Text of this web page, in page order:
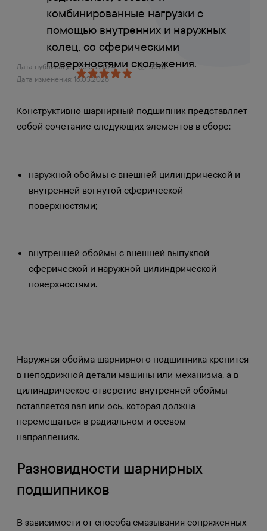
Дата публикации: 03.03.2024
5076
Дата изменения: 16.03.2026
комбинированные нагрузки с
помощью внутренних и наружных
колец, со сферическими
поверхностями скольжения.
Конструктивно шарнирный подшипник представляет
собой сочетание следующих элементов в сборе:
наружной обоймы с внешней цилиндрической и
внутренней вогнутой сферической
поверхностями;
внутренней обоймы с внешней выпуклой
сферической и наружной цилиндрической
поверхностями.
Наружная обойма шарнирного подшипника крепится
в неподвижной детали машины или механизма, а в
цилиндрическое отверстие внутренней обоймы
вставляется вал или ось, которая должна
перемещаться в радиальном и осевом
направлениях.
Разновидности шарнирных
подшипников
В зависимости от способа смазывания сопряженных